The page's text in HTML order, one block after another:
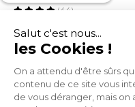
(44)
329,99